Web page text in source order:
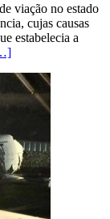
viação no estado
cujas causas
estabelecia a